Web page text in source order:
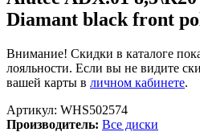
Diamant black front
Внимание! Скидки в каталоге
лояльности. Если вы не видите
вашей карты в личном кабинете.
Артикул: WHS502574
Производитель: Все диски